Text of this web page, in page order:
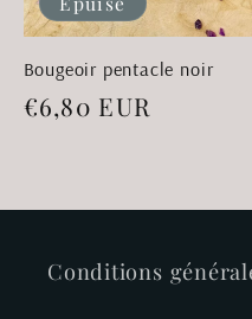
Bougeoir pentacle noir
Prix
€6,80 EUR
Conditions